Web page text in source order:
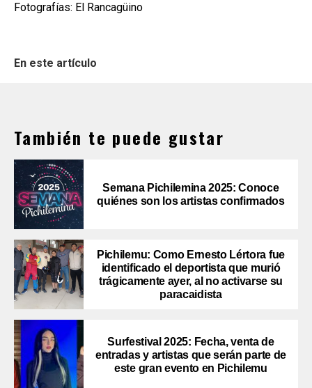
Fotografías: El Rancagüino
En este artículo
También te puede gustar
Semana Pichilemina 2025: Conoce
quiénes son los artistas confirmados
Pichilemu: Como Ernesto Lértora fue
identificado el deportista que murió
trágicamente ayer, al no activarse su
paracaidista
Surfestival 2025: Fecha, venta de
entradas y artistas que serán parte de
este gran evento en Pichilemu